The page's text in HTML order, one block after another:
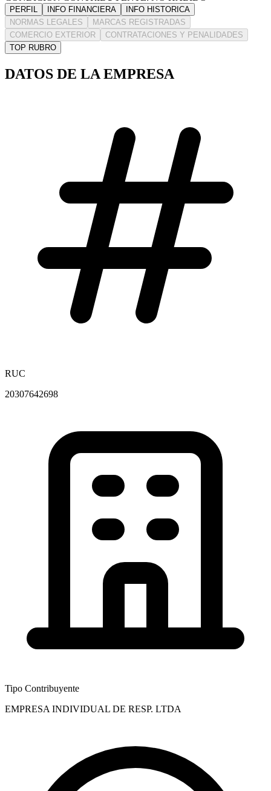
PERFIL INFO FINANCIERA
INFO HISTORICA
NORMAS LEGALES
MARCAS REGISTRADAS
COMERCIO EXTERIOR
CONTRATACIONES Y PENALIDADES
TOP RUBRO
DATOS DE LA EMPRESA
RUC
20307642698
Tipo Contribuyente
EMPRESA INDIVIDUAL DE RESP. LTDA